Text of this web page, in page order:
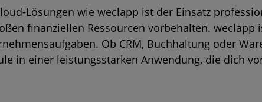
Lösungen wie weclapp ist der Einsatz
finanziellen Ressourcen vorbehalten. weclapp
Ob CRM, Buchhaltung oder
in einer leistungsstarken Anwendung, die dich